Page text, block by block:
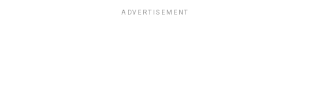
ADVERTISEMENT